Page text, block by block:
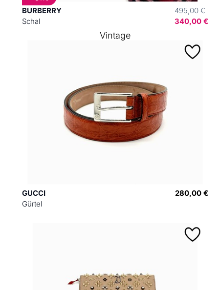
BURBERRY
Schal
495,00 €
340,00 €
GUCCI
Gürtel
280,00 €
Vintage